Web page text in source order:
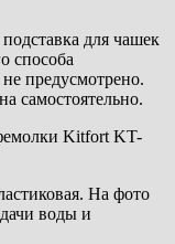
для чашек
способа
предусмотрено.
самостоятельно.
На фото
воды и